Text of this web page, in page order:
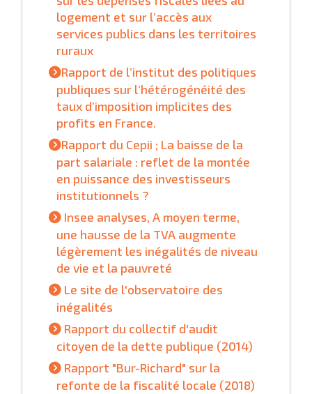
logement et sur l’accès aux
services publics dans les territoires
ruraux
Rapport de l’institut des politiques
publiques sur l’hétérogénéité des
taux d’imposition implicites des
profits en France.
Rapport du Cepii ; La baisse de la
part salariale : reflet de la montée
en puissance des investisseurs
institutionnels ?
Insee analyses, A moyen terme,
une hausse de la TVA augmente
légèrement les inégalités de niveau
de vie et la pauvreté
Le site de l'observatoire des
inégalités
Rapport du collectif d'audit
citoyen de la dette publique (2014)
Rapport "Bur-Richard" sur la
refonte de la fiscalité locale (2018)